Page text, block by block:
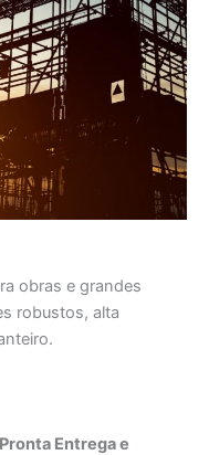
obras e grandes
robustos, alta
Entrega e